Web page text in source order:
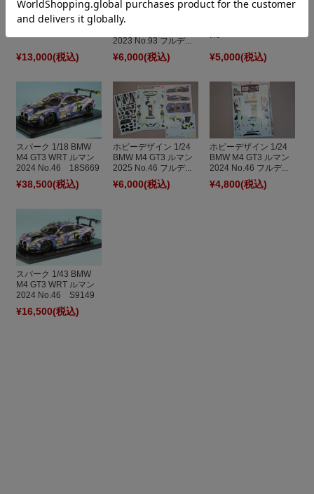
ZoomOn 1/24 トラン
スキット BMW M4
GT3 Evo "ROME" レ...
¥13,000(税込)
SK decal 1/24 BMW
2023 No.93 フルデ...
¥6,000(税込)
SK decal 1/24 BMW
No....
¥5,000(税込)
スパーク 1/18 BMW
M4 GT3 WRT ルマン
2024 No.46 18S669
¥38,500(税込)
ホビーデザイン 1/24
BMW M4 GT3 ルマン
2025 No.46 フルデ...
¥6,000(税込)
ホビーデザイン 1/24
BMW M4 GT3 ルマン
2024 No.46 フルデ...
¥4,800(税込)
スパーク 1/43 BMW
M4 GT3 WRT ルマン
2024 No.46 S9149
¥16,500(税込)